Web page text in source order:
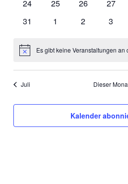
0
24
0
25
0
26
0
27
0
31
0
1
0
2
0
3
HinweisEs gibt keine Veranstaltungen an
Juli Dieser
Kalender